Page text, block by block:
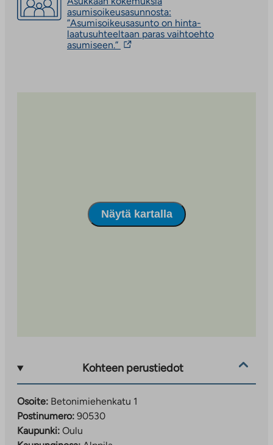
asumisoikeusasunnosta:
”Asumisoikeusasunto on hinta-
laatusuhteeltaan paras vaihtoehto
asumiseen.” Linkki
Näytä kartalla
Kohteen perustiedot
Osoite: Betonimiehenkatu 1
Postinumero: 90530
Kaupunki: Oulu